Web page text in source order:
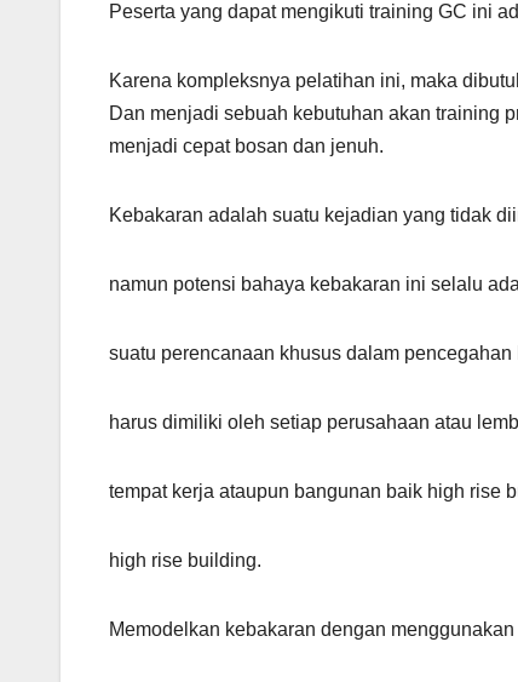
Peserta yang dapat mengikuti training GC ini
Karena kompleksnya pelatihan ini, maka
Dan menjadi sebuah kebutuhan akan training
menjadi cepat bosan dan jenuh.
Kebakaran adalah suatu kejadian yang tidak
namun potensi bahaya kebakaran ini selalu
suatu perencanaan khusus dalam
harus dimiliki oleh setiap perusahaan atau
tempat kerja ataupun bangunan baik high rise
high rise building.
Memodelkan kebakaran dengan